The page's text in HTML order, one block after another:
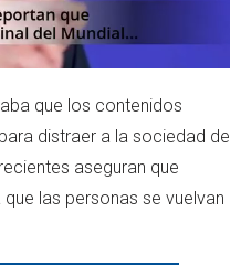
que los contenidos
distraer a la sociedad de
aseguran que
las personas se vuelvan